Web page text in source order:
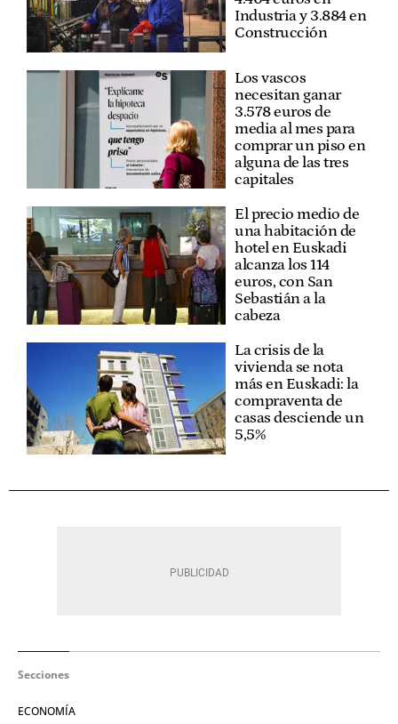
Industria y 3.884 en
Construcción
Los vascos
necesitan ganar
3.578 euros de
media al mes para
comprar un piso en
alguna de las tres
capitales
El precio medio de
una habitación de
hotel en Euskadi
alcanza los 114
euros, con San
Sebastián a la
cabeza
La crisis de la
vivienda se nota
más en Euskadi: la
compraventa de
casas desciende un
5,5%
Secciones
ECONOMÍA